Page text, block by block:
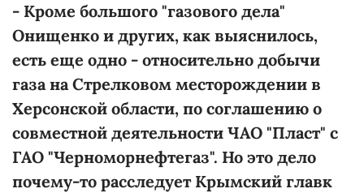
- Кроме большого "газового дела"
Онищенко и других, как выяснилось,
есть еще одно - относительно добычи
газа на Стрелковом месторождении в
Херсонской области, по соглашению о
совместной деятельности ЧАО "Пласт" с
ГАО "Черноморнефтегаз". Но это дело
почему-то расследует Крымский главк